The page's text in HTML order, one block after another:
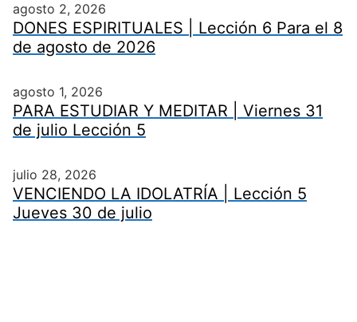
agosto 2, 2026
DONES ESPIRITUALES | Lección 6 Para el 8
de agosto de 2026
agosto 1, 2026
PARA ESTUDIAR Y MEDITAR | Viernes 31
de julio Lección 5
julio 28, 2026
VENCIENDO LA IDOLATRÍA | Lección 5
Jueves 30 de julio